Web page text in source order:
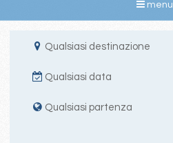
menu
Qualsiasi destinazione
Qualsiasi data
Qualsiasi partenza